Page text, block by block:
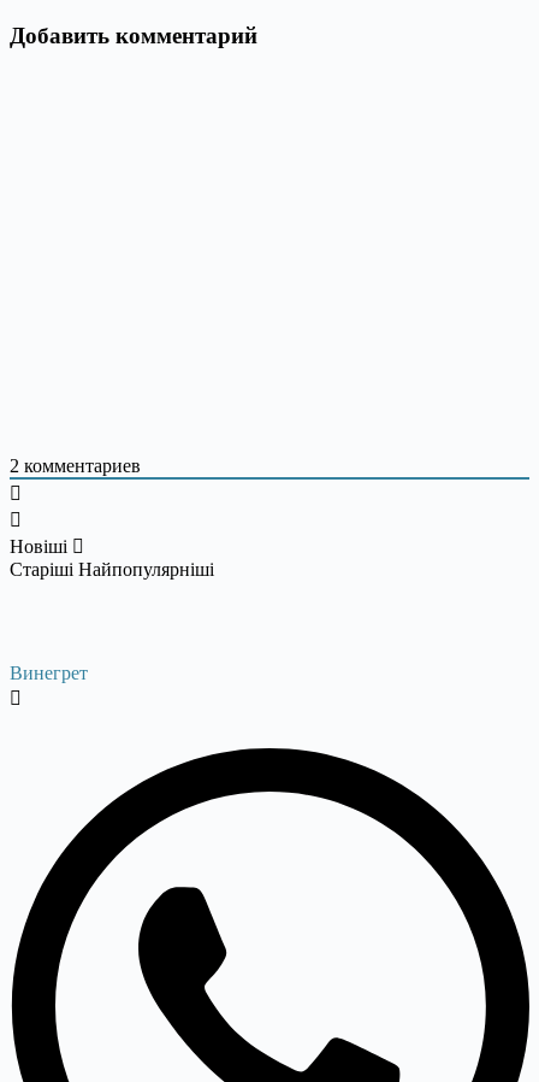
Добавить комментарий
2 комментариев
Новіші
Старіші Найпопулярніші
Винегрет